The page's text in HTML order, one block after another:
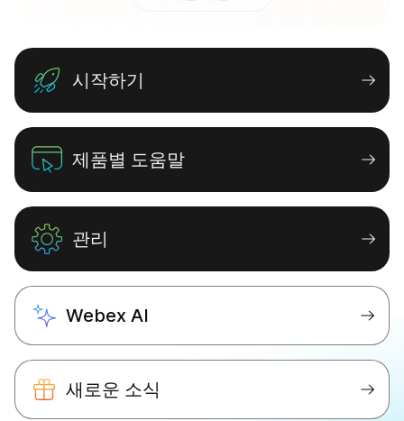
시작하기
제품별 도움말
관리
Webex AI
새로운 소식